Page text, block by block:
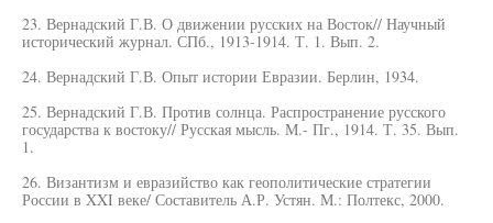
23. Вернадский Г.В. О движении русских на Восток// Научный
исторический журнал. СПб., 1913-1914. Т. 1. Вып. 2.
24. Вернадский Г.В. Опыт истории Евразии. Берлин, 1934.
25. Вернадский Г.В. Против солнца. Распространение русского
государства к востоку// Русская мысль. М.- Пг., 1914. Т. 35. Вып.
1.
26. Византизм и евразийство как геополитические стратегии
России в XXI веке/ Составитель А.Р. Устян. М.: Полтекс, 2000.